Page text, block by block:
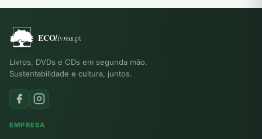
Livros, DVDs e CDs em segunda mão.
Sustentabilidade e cultura, juntos.
EMPRESA